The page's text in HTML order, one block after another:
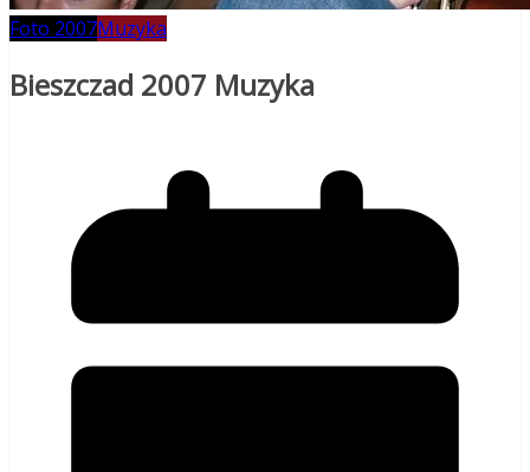
Foto 2007Muzyka
Bieszczad 2007 Muzyka